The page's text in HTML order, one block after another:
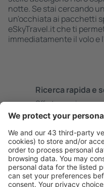
notte. Se stai cercando
un'occhiata ai pacchetti
eSkyTravel.it che ti
immediatamente il volo e
Ricerca rapida e
Offerta su misura
Pianifica in
Prenotazione senza
cancellazione
Risparmia di più